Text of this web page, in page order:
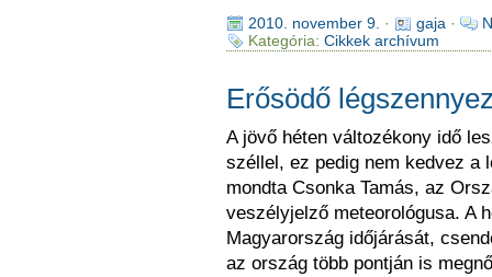
2010. november 9. · gaja ·
Kategória: Cikkek archívum
Erősödő
A jövő héten változékony idő
széllel, ez pedig nem kedvez a
mondta Csonka Tamás, az
veszélyjelző meteorológusa. A
Magyarország időjárását,
az ország több pontján is